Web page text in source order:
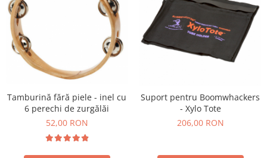
Tamburină fără piele - inel cu
6 perechi de zurgălăi
52,00 RON
Suport pentru Boomwhackers
- Xylo Tote
206,00 RON